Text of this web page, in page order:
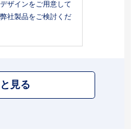
ザインをご用意して
社製品をご検討くだ
見る